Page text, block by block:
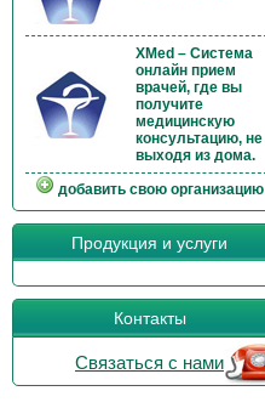
XMed – Система
онлайн прием
врачей, где вы
получите
медицинскую
консультацию, не
выходя из дома.
добавить свою организацию
Продукция и услуги
Контакты
Связаться с нами